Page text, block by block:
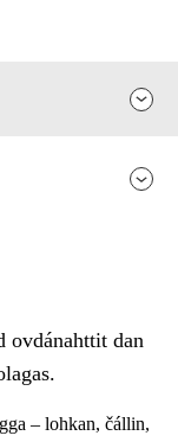
ovdánahttit dan
– lohkan, čállin,